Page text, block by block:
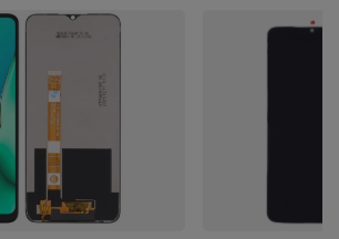
Note 10 Pro 5G / Poco X3 GT